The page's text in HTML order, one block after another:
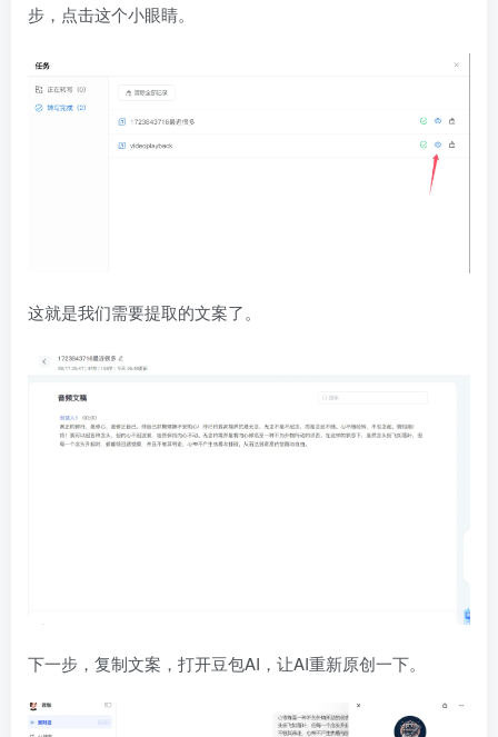
步，点击这个小眼睛。
这就是我们需要提取的文案了。
下一步，复制文案，打开豆包AI，让AI重新原创一下。